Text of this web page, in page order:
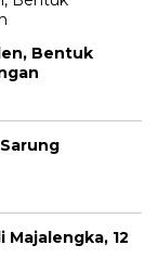
Bentuk
Majalengka, 12